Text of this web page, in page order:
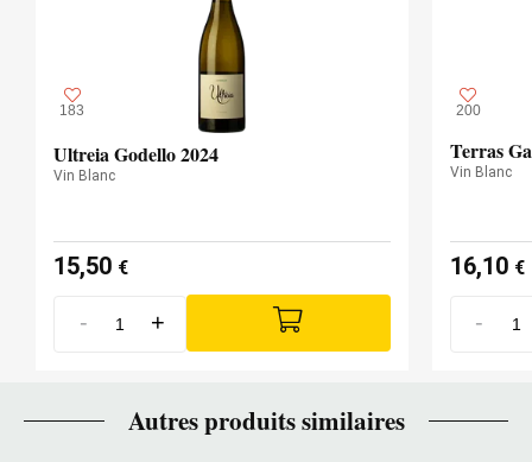
183
Ultreia Godello 2024
Vin Blanc
15,50 €
- +
200
Terras
Vin Blanc
16,10 €
-
Autres produits similaires